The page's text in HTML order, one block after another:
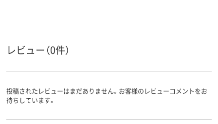
レビュー（0件）
投稿されたレビューはまだありません。お客様のレビューコメントをお
待ちしています。